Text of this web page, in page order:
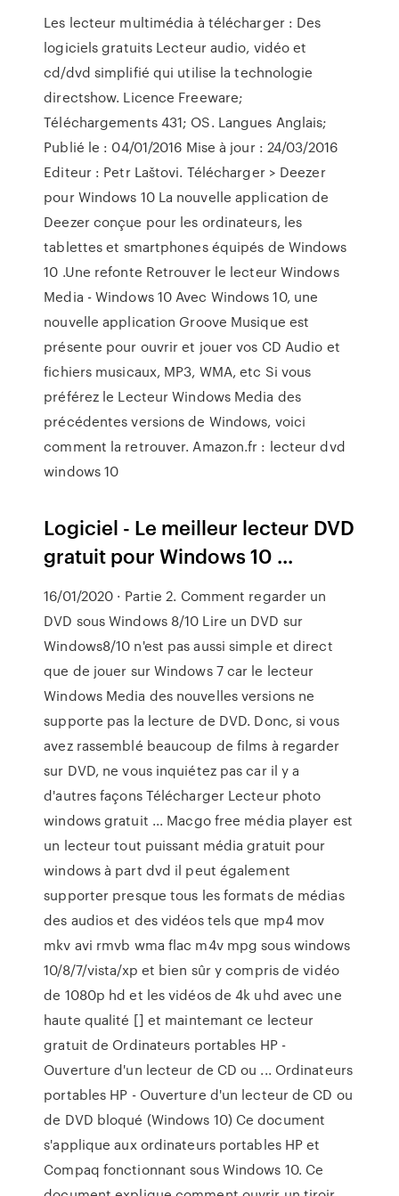
Les lecteur multimédia à télécharger : Des
logiciels gratuits Lecteur audio, vidéo et
cd/dvd simplifié qui utilise la technologie
directshow. Licence Freeware;
Téléchargements 431; OS. Langues Anglais;
Publié le : 04/01/2016 Mise à jour : 24/03/2016
Editeur : Petr Laštovi. Télécharger > Deezer
pour Windows 10 La nouvelle application de
Deezer conçue pour les ordinateurs, les
tablettes et smartphones équipés de Windows
10 .Une refonte Retrouver le lecteur Windows
Media - Windows 10 Avec Windows 10, une
nouvelle application Groove Musique est
présente pour ouvrir et jouer vos CD Audio et
fichiers musicaux, MP3, WMA, etc Si vous
préférez le Lecteur Windows Media des
précédentes versions de Windows, voici
comment la retrouver. Amazon.fr : lecteur dvd
windows 10
Logiciel - Le meilleur lecteur DVD
gratuit pour Windows 10 ...
16/01/2020 · Partie 2. Comment regarder un
DVD sous Windows 8/10 Lire un DVD sur
Windows8/10 n'est pas aussi simple et direct
que de jouer sur Windows 7 car le lecteur
Windows Media des nouvelles versions ne
supporte pas la lecture de DVD. Donc, si vous
avez rassemblé beaucoup de films à regarder
sur DVD, ne vous inquiétez pas car il y a
d'autres façons Télécharger Lecteur photo
windows gratuit ... Macgo free média player est
un lecteur tout puissant média gratuit pour
windows à part dvd il peut également
supporter presque tous les formats de médias
des audios et des vidéos tels que mp4 mov
mkv avi rmvb wma flac m4v mpg sous windows
10/8/7/vista/xp et bien sûr y compris de vidéo
de 1080p hd et les vidéos de 4k uhd avec une
haute qualité [] et maintemant ce lecteur
gratuit de Ordinateurs portables HP -
Ouverture d'un lecteur de CD ou ... Ordinateurs
portables HP - Ouverture d'un lecteur de CD ou
de DVD bloqué (Windows 10) Ce document
s'applique aux ordinateurs portables HP et
Compaq fonctionnant sous Windows 10. Ce